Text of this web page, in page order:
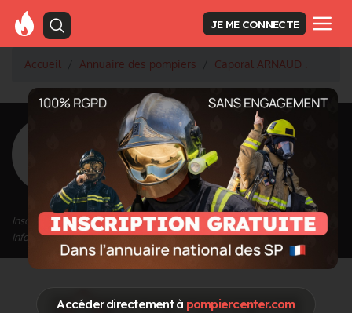
Accéder directement à pompiercenter.com
JE ME CONNECTE
Accueil Annuaire des pompiers Caporal ARNAUD .
< Retour à la liste des pompiers
ARNAUD .
Grade : Caporal
Inscrit depuis le 14/09/2020 à 15:33
Informations mises à jour le 14/09/2020 à 15:33